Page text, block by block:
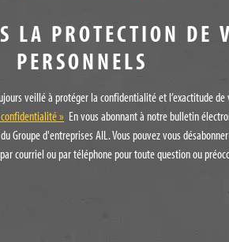
LA PROTECTION DE
PERSONNELS
veillé à protéger la confidentialité et l’exactitude
» En vous abonnant à notre bulletin
Groupe d'entreprises AIL. Vous pouvez vous
courriel ou par téléphone pour toute question ou